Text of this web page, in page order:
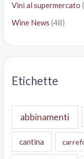
Vini al supermercato
Wine News (48)
Etichette
abbinamenti
cantina